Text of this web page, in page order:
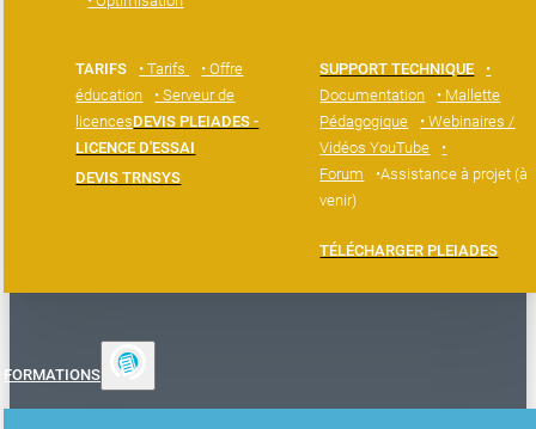
TARIFS • Tarifs
• Offre
éducation
• Serveur de
licencesDEVIS PLEIADES -
LICENCE D'ESSAI
DEVIS TRNSYS
SUPPORT TECHNIQUE
•
Documentation
• Mallette
Pédagogique
• Webinaires /
Vidéos YouTube
•
Forum
•Assistance à projet (à
venir)
TÉLÉCHARGER PLEIADES
FORMATIONS